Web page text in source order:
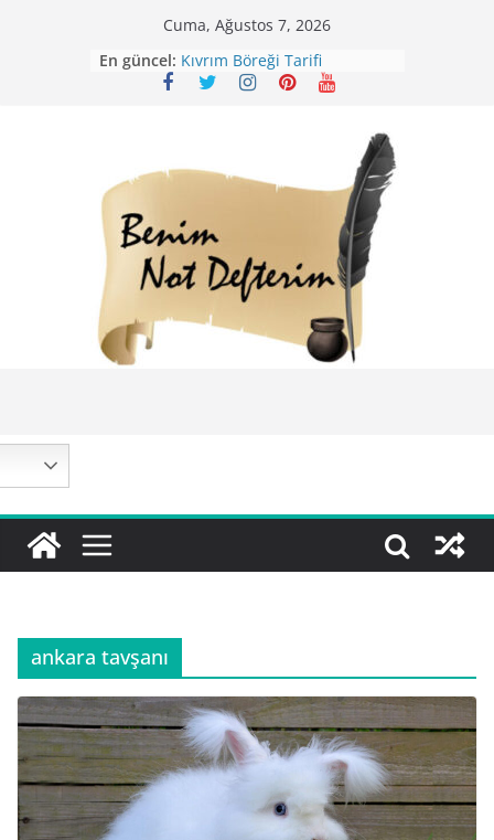
Cuma, Ağustos 7, 2026
En güncel: Kıvrım Böreği Tarifi
Karabuğday Pilavı Tarifi
Nohutlu Pirinç Pilavı Tarifi
ankara tavşanı